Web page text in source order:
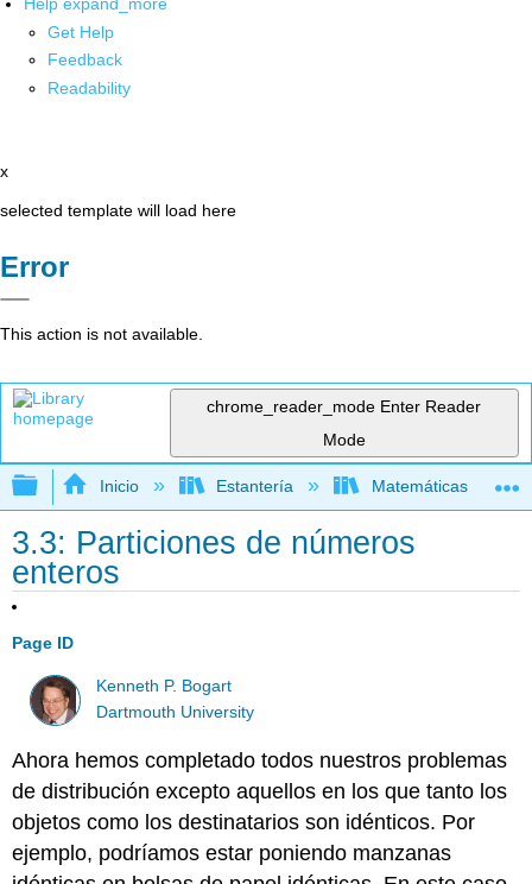
Get Help
Feedback
Readability
x
selected template will load here
Error
This action is not available.
chrome_reader_mode Enter Reader
Mode
Expandir/contraer jerarquía global
Inicio Estantería Matemáticas
3.3: Particiones de números
enteros
Page ID
Kenneth P. Bogart
Dartmouth University
Ahora hemos completado todos nuestros problemas
de distribución excepto aquellos en los que tanto los
objetos como los destinatarios son idénticos. Por
ejemplo, podríamos estar poniendo manzanas